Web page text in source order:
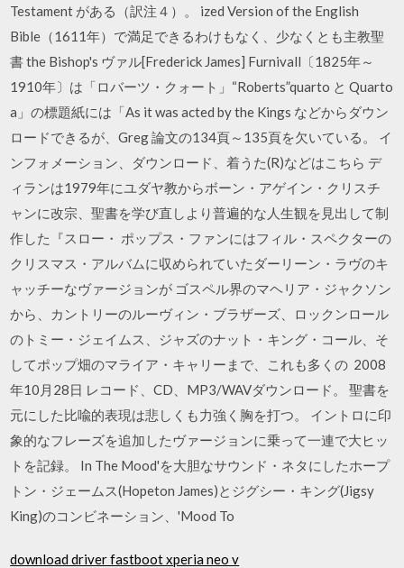
Testament がある（訳注４）。 ized Version of the English
Bible（1611年）で満足できるわけもなく、少なくとも主教聖
書 the Bishop's ヴァル[Frederick James] Furnivall〔1825年～
1910年〕は「ロバーツ・クォート」“Roberts”quarto と Quarto
a」の標題紙には「As it was acted by the Kings などからダウン
ロードできるが、Greg 論文の134頁～135頁を欠いている。 イ
ンフォメーション、ダウンロード、着うた(R)などはこちら デ
ィランは1979年にユダヤ教からボーン・アゲイン・クリスチ
ャンに改宗、聖書を学び直しより普遍的な人生観を見出して制
作した『スロー・ ポップス・ファンにはフィル・スペクターの
クリスマス・アルバムに収められていたダーリーン・ラヴのキ
ャッチーなヴァージョンが ゴスペル界のマヘリア・ジャクソン
から、カントリーのルーヴィン・ブラザーズ、ロックンロール
のトミー・ジェイムス、ジャズのナット・キング・コール、そ
してポップ畑のマライア・キャリーまで、これも多くの 2008
年10月28日 レコード、CD、MP3/WAVダウンロード。 聖書を
元にした比喩的表現は悲しくも力強く胸を打つ。 イントロに印
象的なフレーズを追加したヴァージョンに乗って一連で大ヒッ
トを記録。 In The Mood'を大胆なサウンド・ネタにしたホープ
トン・ジェームス(Hopeton James)とジグシー・キング(Jigsy
King)のコンビネーション、'Mood To
download driver fastboot xperia neo v